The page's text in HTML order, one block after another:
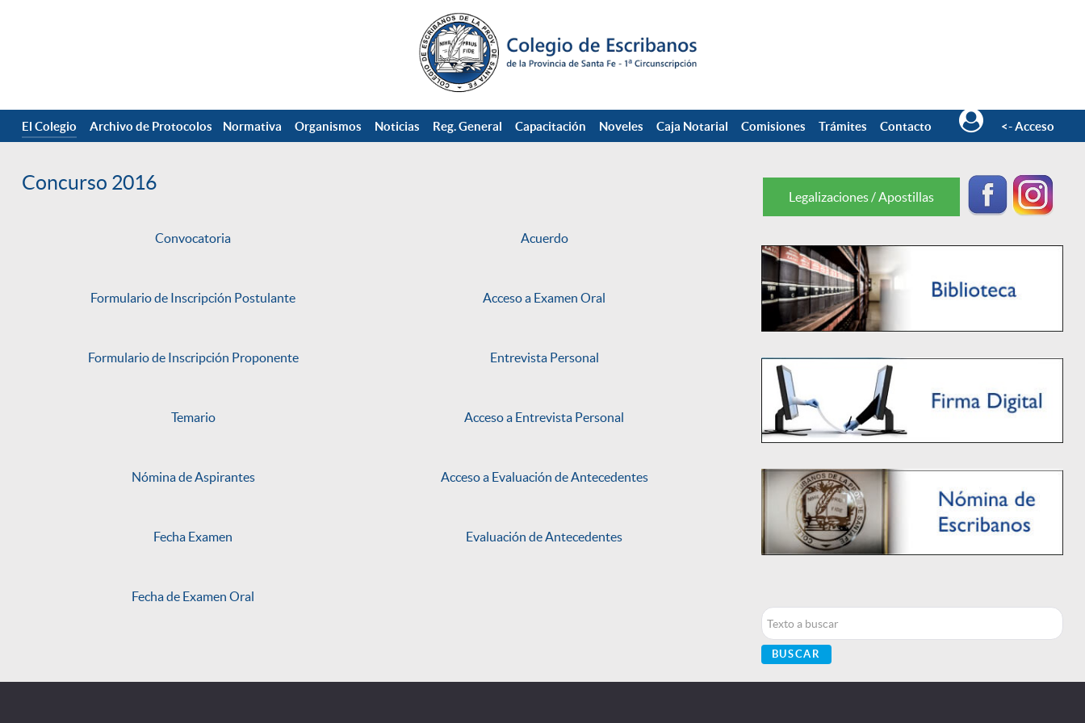
El Colegio Archivo de Protocolos Normativa Organismos Noticias Reg. General Capacitación Noveles Caja Notarial Comisiones Trámites Contacto <- Acceso
Concurso 2016
Convocatoria Acuerdo
Formulario de Inscripción Postulante Acceso a Examen Oral
Formulario de Inscripción Proponente Entrevista Personal
Temario Acceso a Entrevista Personal
Nómina de Aspirantes Acceso a Evaluación de Antecedentes
Fecha Examen Evaluación de Antecedentes
Fecha de Examen Oral
Buscar...
BUSCAR